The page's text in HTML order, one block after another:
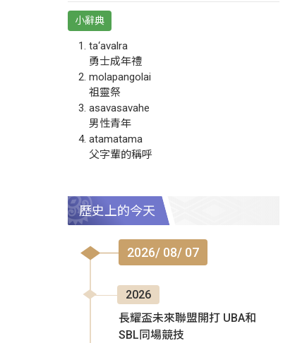
小辭典
ta‘avalra
勇士成年禮
molapangolai
祖靈祭
asavasavahe
男性青年
atamatama
父字輩的稱呼
歷史上的今天
2026/ 08/ 07
2026
長耀盃未來聯盟開打 UBA和
SBL同場競技